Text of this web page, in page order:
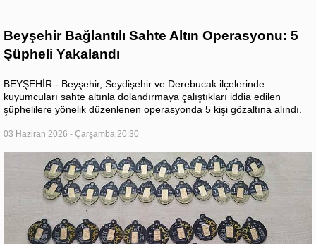
Beyşehir Bağlantılı Sahte Altın Operasyonu: 5
Şüpheli Yakalandı
BEYŞEHİR - Beyşehir, Seydişehir ve Derebucak ilçelerinde
kuyumcuları sahte altınla dolandırmaya çalıştıkları iddia edilen
şüphelilere yönelik düzenlenen operasyonda 5 kişi gözaltına alındı.
03 Haziran 2026 - Çarşamba 20:30